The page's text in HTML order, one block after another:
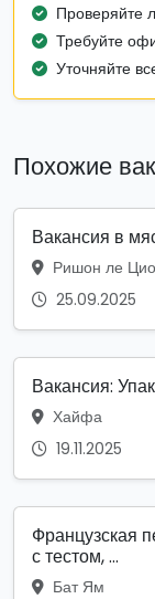
Проверяйте
Требуйте
Уточняйте
Похожие
Вакансия в
Ришон ле
25.09.2025
Вакансия:
Хайфа
19.11.2025
Французская
с тестом, ...
Бат Ям